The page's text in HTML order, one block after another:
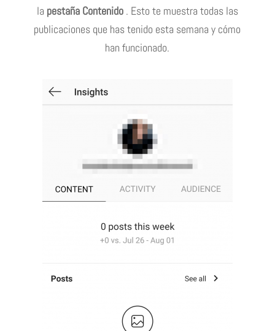
la pestaña Contenido . Esto te muestra todas las
publicaciones que has tenido esta semana y cómo
han funcionado.